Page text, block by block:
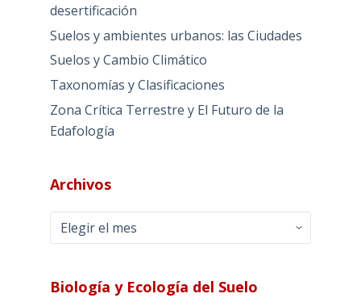
desertificación
Suelos y ambientes urbanos: las Ciudades
Suelos y Cambio Climático
Taxonomías y Clasificaciones
Zona Crítica Terrestre y El Futuro de la
Edafología
Archivos
Archivos
Biología y Ecología del Suelo